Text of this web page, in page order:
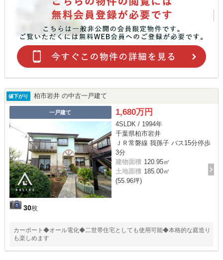
値下がり 柏市岩井 の中古一戸建て
一戸建て
30枚
1,680万円
4SLDK / 1994年
千葉県柏市岩井
ＪＲ常磐線 我孫子 バス15分停歩
3分
建物面積 120.95㎡
土地面積 185.00㎡
(55.96坪)
カーポート◆オール電化◆二世帯住宅としても使用可能◆本格的な庭造り
も楽しめます